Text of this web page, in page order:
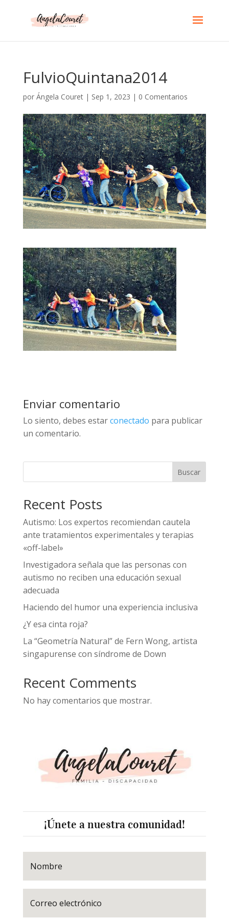
FulvioQuintana2014
por Ángela Couret| Sep 1, 2023 | 0 Comentarios
Enviar comentario
Lo siento, debes estarconectado para publicar
un comentario.
Buscar
Recent Posts
Autismo: Los expertos recomiendan cautela
ante tratamientos experimentales y terapias
«off-label»
Investigadora señala que las personas con
autismo no reciben una educación sexual
adecuada
Haciendo del humor una experiencia inclusiva
¿Y esa cinta roja?
La “Geometría Natural” de Fern Wong, artista
singapurense con síndrome de Down
Recent Comments
No hay comentarios que mostrar.
¡Únete a nuestra comunidad!